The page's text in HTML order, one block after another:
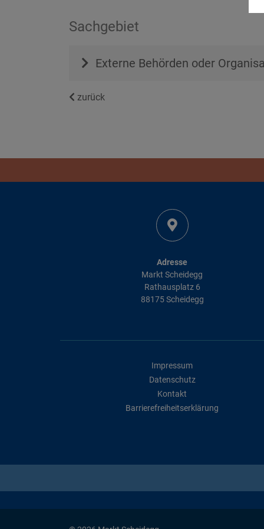
Sachgebiet
Externe Behörden oder
zurück
Adresse
Markt Scheidegg
Rathausplatz 6
88175 Scheidegg
Impressum
Datenschutz
Kontakt
Barrierefreiheitserklärung